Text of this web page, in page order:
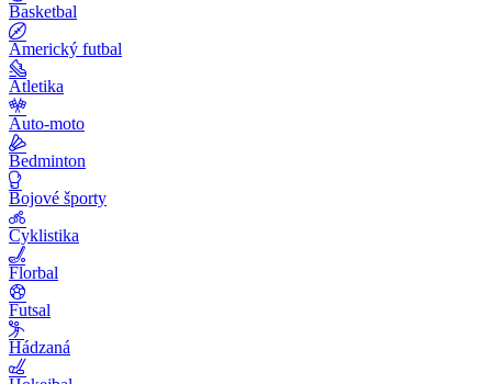
Basketbal
Americký futbal
Atletika
Auto-moto
Bedminton
Bojové športy
Cyklistika
Florbal
Futsal
Hádzaná